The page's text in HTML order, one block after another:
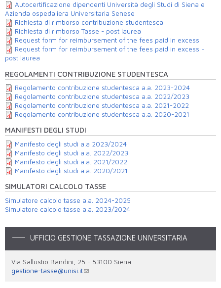
Autocertificazione dipendenti Università degli Studi di Siena e
Azienda ospedaliera Universitaria Senese
Richiesta di rimborso contribuzione studentesca
Richiesta di rimborso Tasse - post laurea
Request form for reimbursement of the fees paid in excess
Request form for reimbursement of the fees paid in excess -
post laurea
REGOLAMENTI CONTRIBUZIONE STUDENTESCA
Regolamento contribuzione studentesca a.a. 2023-2024
Regolamento contribuzione studentesca a.a. 2022/2023
Regolamento contribuzione studentesca a.a. 2021-2022
Regolamento contribuzione studentesca a.a. 2020-2021
MANIFESTI DEGLI STUDI
Manifesto degli studi a.a 2023/2024
Manifesto degli studi a.a. 2022/2023
Manifesto degli studi a.a. 2021/2022
Manifesto degli studi a.a. 2020/2021
SIMULATORI CALCOLO TASSE
Simulatore calcolo tasse a.a. 2024-2025
Simulatore calcolo tasse a.a. 2023/2024
UFFICIO GESTIONE TASSAZIONE UNIVERSITARIA
Via Sallustio Bandini, 25 - 53100 Siena
gestione-tasse@unisi.it